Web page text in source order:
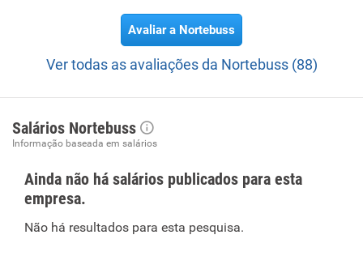
Avaliar a Nortebuss
Ver todas as avaliações da Nortebuss (88)
Salários Nortebuss
Informação baseada em salários
Ainda não há salários publicados para esta
empresa.
Não há resultados para esta pesquisa.